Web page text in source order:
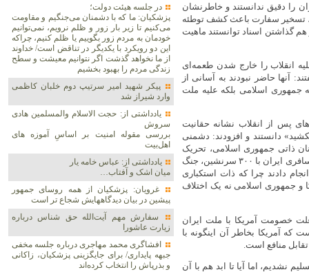
را دقیق ندانستند و خاطرنشان
از ۲۸ مرداد ۳۲ آغاز شد و نه ۱۳ آبان ۵۸. بعلاوه، تسخیر سفارت باعث کشف توطئه
گذاشتن اسناد توانستند ماهیت
انقلاب را خارج شدن طعمه‌ای
آنها حاضر نبودند به آسانی از
جمهوری اسلامی بلکه علیه ملت
پس از انقلاب نشانه حقانیت
دانستند و افزودند: دشمنی
ذاتی جمهوری اسلامی، تحریک
صدام برای حمله به ایرانو کمک همه‌جانبه به او، ساقط کردن هواپیمای مسافری ایران با ۳۰۰ سرنشین، جنگ
دادند چرا که ذات استکباری
و جمهوری اسلامی نه یک اختلاف
خصومت آمریکا با ملت ایران
که آمریکا بخاطر آن اینگونه با
منافع است.
نشدیم، اما آیا تا ابد هم با آن
در جلسه هیئت دولت؛
پزشکیان: ما که با دشمنان می‌جنگیم و مقاومت
می‌کنیم تا زیر بار زور و ظلم نرویم، نمی‌توانیم
خودمان به مردم زور بگوییم یا ظلم کنیم، چراکه
این دو رویکرد با یکدیگر در تناقض است/ خداوند
از ما نخواهد گذشت اگر نتوانیم معیشت و سطح
زندگی مردم را بهبود بخشیم
پیکر شهید امیر سرتیپ دوم خلبان کاظمی
وارد شیراز شد
یادداشتی از: حجت الاسلام والمسلمین هادی
سروش
بررسی مقوله امنیت بر اساسِ آموزه های
اهل‌بیت
یادداشتی از: عباس خامه یار
میان اشک و آفتاب…
غرویان: پزشکیان از همه روسای جمهور
پیشین در بیان دیدگاههایش شجاع تر است
سفارش مهم آیت‌الله حق شناس درباره
زیارت عاشورا
افشاگری محمد مهاجری درباره جلسه مخفی
جبهه پایداری/ برای جایگزینی پزشکیان، زاکانی
و بذرپاش را انتخاب کرده‌اند